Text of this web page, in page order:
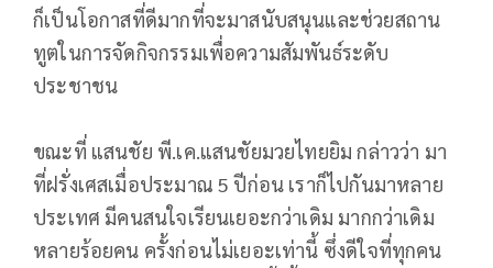
ก็เป็นโอกาสที่ดีมากที่จะมาสนับสนุนและช่วยสถาน
ทูตในการจัดกิจกรรมเพื่อความสัมพันธ์ระดับ
ประชาชน
ขณะที่ แสนชัย พี.เค.แสนชัยมวยไทยยิม กล่าวว่า มา
ที่ฝรั่งเศสเมื่อประมาณ 5 ปีก่อน เราก็ไปกันมาหลาย
ประเทศ มีคนสนใจเรียนเยอะกว่าเดิม มากกว่าเดิม
หลายร้อยคน ครั้งก่อนไม่เยอะเท่านี้ ซึ่งดีใจที่ทุกคน